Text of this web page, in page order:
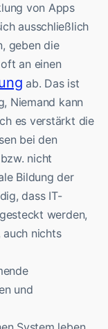
von Apps
ausschließlich
geben die
an einen
ab. Das ist
Niemand kann
es verstärkt die
bei den
nicht
Bildung der
dass IT-
werden,
nichts
und